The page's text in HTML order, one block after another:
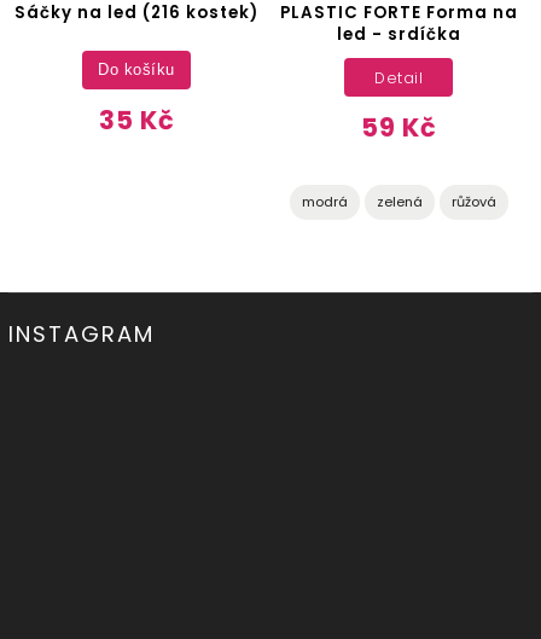
Sáčky na led (216 kostek)
35 Kč
Do košíku
PLASTIC FORTE Forma na
led - srdíčka
59 Kč
Detail
modrá zelená růžová
INSTAGRAM